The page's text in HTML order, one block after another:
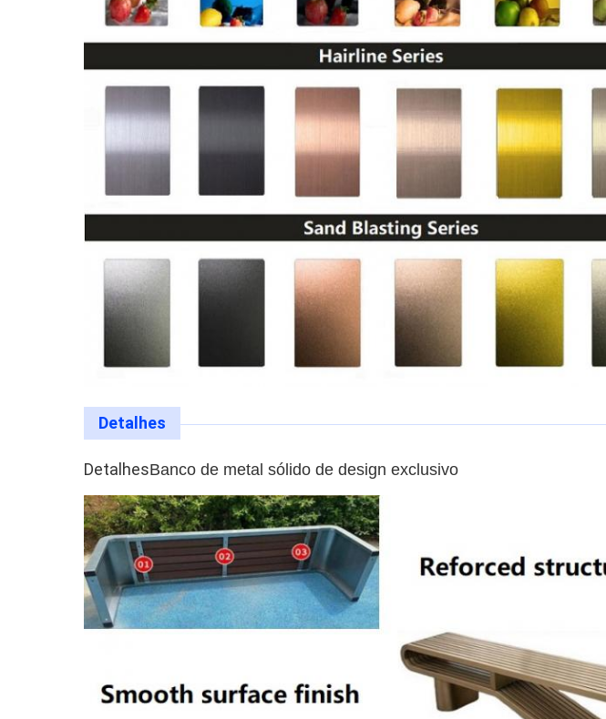
Detalhes
DetalhesBanco de metal sólido de design exclusivo